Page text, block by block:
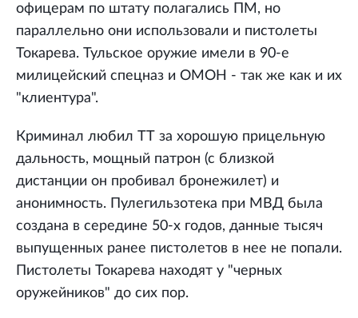
офицерам по штату полагались ПМ, но
параллельно они использовали и пистолеты
Токарева. Тульское оружие имели в 90-е
милицейский спецназ и ОМОН - так же как и их
"клиентура".
Криминал любил ТТ за хорошую прицельную
дальность, мощный патрон (с близкой
дистанции он пробивал бронежилет) и
анонимность. Пулегильзотека при МВД была
создана в середине 50-х годов, данные тысяч
выпущенных ранее пистолетов в нее не попали.
Пистолеты Токарева находят у "черных
оружейников" до сих пор.